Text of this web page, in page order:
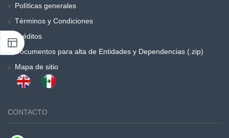
Políticas generales
Términos y Condiciones
Créditos
Documentos para alta de Entidades y Dependencias (.zip)
Mapa de sitio
CONTACTO